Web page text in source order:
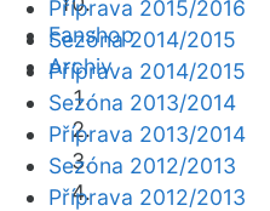
Fanshop
Archiv
Příprava 2015/2016
Sezóna 2014/2015
Příprava 2014/2015
Sezóna 2013/2014
Příprava 2013/2014
Sezóna 2012/2013
Příprava 2012/2013